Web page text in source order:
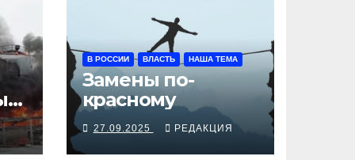
В РОССИИ ВЛАСТЬ НАША ТЕМА
Замены по-
красному
27.09.2025 РЕДАКЦИЯ